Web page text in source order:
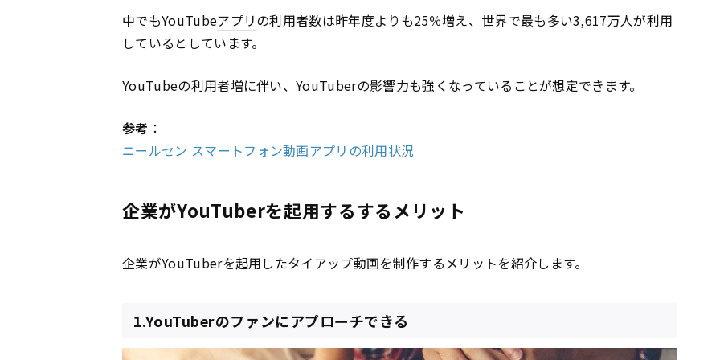
中でもYouTubeアプリの利用者数は昨年度よりも25％増え、世界で最も多い3,617万人が利用
しているとしています。
YouTubeの利用者増に伴い、YouTuberの影響力も強くなっていることが想定できます。
参考 ：
ニールセン スマートフォン動画アプリの利用状況
企業がYouTuberを起用するするメリット
企業がYouTuberを起用したタイアップ動画を制作するメリットを紹介します。
1.YouTuberのファンにアプローチできる